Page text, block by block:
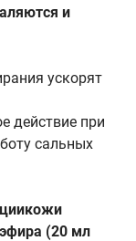
и
ускорят
действие при
сальных
(20 мл